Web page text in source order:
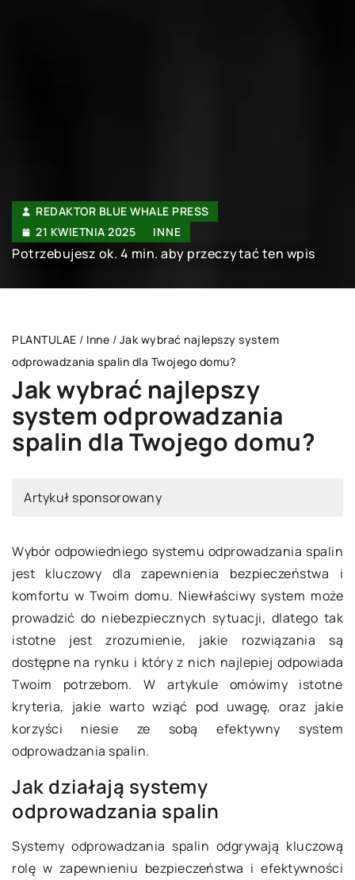
REDAKTOR BLUE WHALE PRESS
21 KWIETNIA 2025
INNE
Potrzebujesz ok. 4 min. aby przeczytać ten wpis
PLANTULAE / Inne / Jak wybrać najlepszy system
odprowadzania spalin dla Twojego domu?
Jak wybrać najlepszy
system odprowadzania
spalin dla Twojego domu?
Artykuł sponsorowany
Wybór odpowiedniego systemu odprowadzania spalin
jest kluczowy dla zapewnienia bezpieczeństwa i
komfortu w Twoim domu. Niewłaściwy system może
prowadzić do niebezpiecznych sytuacji, dlatego tak
istotne jest zrozumienie, jakie rozwiązania są
dostępne na rynku i który z nich najlepiej odpowiada
Twoim potrzebom. W artykule omówimy istotne
kryteria, jakie warto wziąć pod uwagę, oraz jakie
korzyści niesie ze sobą efektywny system
odprowadzania spalin.
Jak działają systemy
odprowadzania spalin
Systemy odprowadzania spalin odgrywają kluczową
rolę w zapewnieniu bezpieczeństwa i efektywności